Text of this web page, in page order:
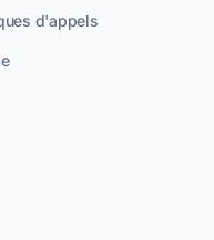
d'appels